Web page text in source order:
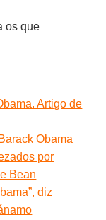
os que
Artigo de
Obama
por
Bean
diz